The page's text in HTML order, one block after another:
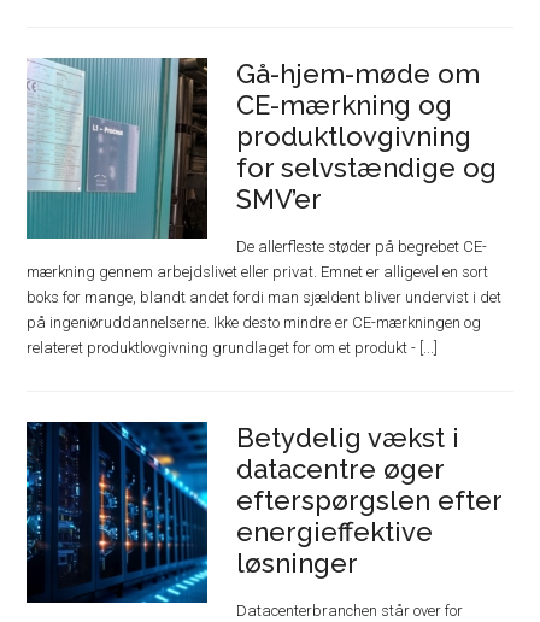
Gå-hjem-møde om
CE-mærkning og
produktlovgivning
for selvstændige og
SMV’er
De allerfleste støder på begrebet CE-
mærkning gennem arbejdslivet eller privat. Emnet er alligevel en sort
boks for mange, blandt andet fordi man sjældent bliver undervist i det
på ingeniøruddannelserne. Ikke desto mindre er CE-mærkningen og
relateret produktlovgivning grundlaget for om et produkt - [...]
Betydelig vækst i
datacentre øger
efterspørgslen efter
energieffektive
løsninger
Datacenterbranchen står over for